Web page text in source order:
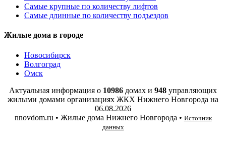
Самые крупные по количеству лифтов
Самые длинные по количеству подъездов
Жилые дома в городе
Новосибирск
Волгоград
Омск
Актуальная информация о 10986 домах и 948 управляющих
жилыми домами организациях ЖКХ Нижнего Новгорода на
06.08.2026
nnovdom.ru • Жилые дома Нижнего Новгорода • Источник
данных